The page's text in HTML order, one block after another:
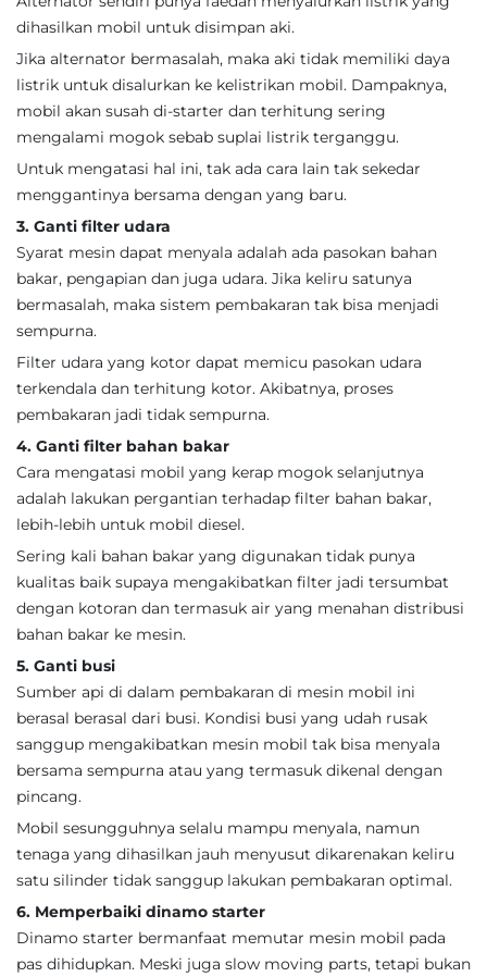
dihasilkan mobil untuk disimpan aki.
Jika alternator bermasalah, maka aki tidak memiliki daya
listrik untuk disalurkan ke kelistrikan mobil. Dampaknya,
mobil akan susah di-starter dan terhitung sering
mengalami mogok sebab suplai listrik terganggu.
Untuk mengatasi hal ini, tak ada cara lain tak sekedar
menggantinya bersama dengan yang baru.
3. Ganti filter udara
Syarat mesin dapat menyala adalah ada pasokan bahan
bakar, pengapian dan juga udara. Jika keliru satunya
bermasalah, maka sistem pembakaran tak bisa menjadi
sempurna.
Filter udara yang kotor dapat memicu pasokan udara
terkendala dan terhitung kotor. Akibatnya, proses
pembakaran jadi tidak sempurna.
4. Ganti filter bahan bakar
Cara mengatasi mobil yang kerap mogok selanjutnya
adalah lakukan pergantian terhadap filter bahan bakar,
lebih-lebih untuk mobil diesel.
Sering kali bahan bakar yang digunakan tidak punya
kualitas baik supaya mengakibatkan filter jadi tersumbat
dengan kotoran dan termasuk air yang menahan distribusi
bahan bakar ke mesin.
5. Ganti busi
Sumber api di dalam pembakaran di mesin mobil ini
berasal berasal dari busi. Kondisi busi yang udah rusak
sanggup mengakibatkan mesin mobil tak bisa menyala
bersama sempurna atau yang termasuk dikenal dengan
pincang.
Mobil sesungguhnya selalu mampu menyala, namun
tenaga yang dihasilkan jauh menyusut dikarenakan keliru
satu silinder tidak sanggup lakukan pembakaran optimal.
6. Memperbaiki dinamo starter
Dinamo starter bermanfaat memutar mesin mobil pada
pas dihidupkan. Meski juga slow moving parts, tetapi bukan